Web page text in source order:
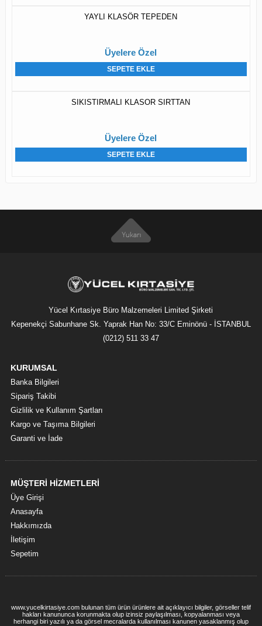
YAYLI KLASÖR TEPEDEN
Üyelere Özel
SEPETE EKLE
SIKISTIRMALI KLASOR SIRTTAN
Üyelere Özel
SEPETE EKLE
Yücel Kırtasiye Büro Malzemeleri Limited Şirketi
Kepenekçi Sabunhane Sk. Yaprak Han No: 33/C Eminönü - İSTANBUL
(0212) 511 33 47
KURUMSAL
Banka Bilgileri
Sipariş Takibi
Gizlilik ve Kullanım Şartları
Kargo ve Taşıma Bilgileri
Garanti ve İade
MÜŞTERİ HİZMETLERİ
Üye Girişi
Anasayfa
Hakkımızda
İletişim
Sepetim
www.yucelkirtasiye.com bulunan tüm ürün ürünlere ait açıklayıcı bilgiler, görseller telif
hakları kanununca korunmakta olup izinsiz paylaşılması, kopyalanması veya
herhangi biri yazılı ya da görsel mecralarda kullanılması kanunen yasaklanmış olup